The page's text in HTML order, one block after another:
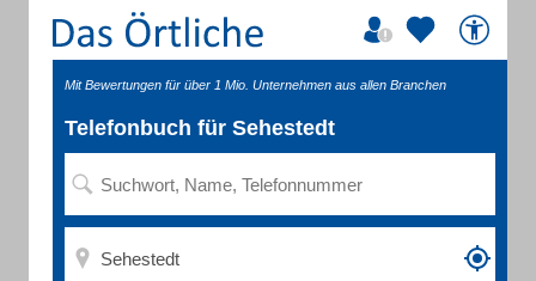
Mit Bewertungen für über 1 Mio. Unternehmen aus allen Branchen
Telefonbuch für Sehestedt